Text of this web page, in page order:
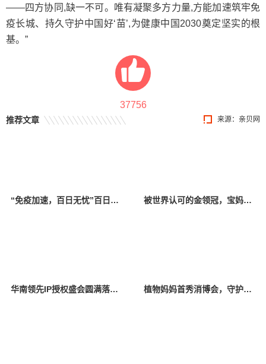
——四方协同,缺一不可。唯有凝聚多方力量,方能加速筑牢免
疫长城、持久守护中国好‘苗’,为健康中国2030奠定坚实的根
基。”
37756
来源： 亲贝网
推荐文章
“免疫加速，百日无忧”百日咳全国联动科普正式开启 被世界认可的金领冠，宝妈放心的品质选择
华南领先IP授权盛会圆满落幕 2025年深圳国际授权展引领行业风向 植物妈妈首秀消博会，守护儿童成长，备受行业与消费者双重认可！